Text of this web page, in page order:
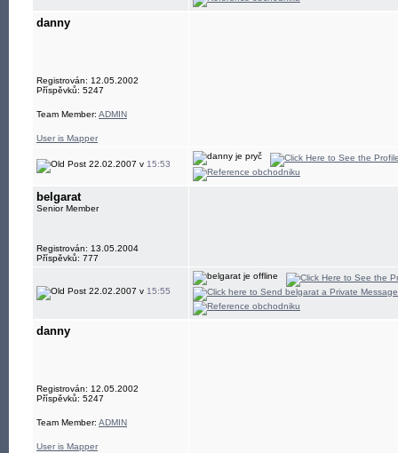
danny
Registrován: 12.05.2002
Příspěvků: 5247
Team Member: ADMIN
User is Mapper
22.02.2007 v 15:53
belgarat
Senior Member
Registrován: 13.05.2004
Příspěvků: 777
22.02.2007 v 15:55
danny
Registrován: 12.05.2002
Příspěvků: 5247
Team Member: ADMIN
User is Mapper